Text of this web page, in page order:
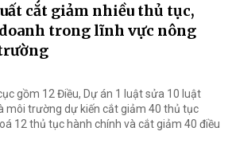
cắt giảm nhiều thủ tục,
trong lĩnh vực nông
gồm 12 Điều, Dự án 1 luật sửa 10 luật
môi trường dự kiến cắt giảm 40 thủ tục
12 thủ tục hành chính và cắt giảm 40 điều